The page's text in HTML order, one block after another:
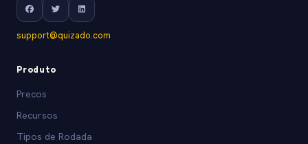
support@quizado.com
Produto
Precos
Recursos
Tipos de Rodada